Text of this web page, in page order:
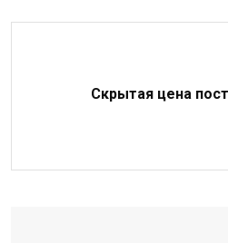
Скрытая цена